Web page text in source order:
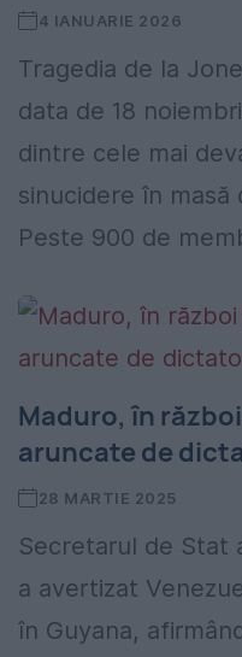
4 IANUARIE 2026
Tragedia de la
data de 18
dintre cele mai
sinucidere în masă
Peste 900 de
Maduro, în
aruncate de
28 MARTIE 2025
Secretarul de Stat
a avertizat
în Guyana,